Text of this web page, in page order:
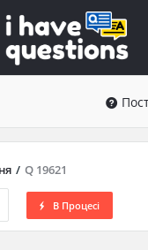
/ Q 19621
В Процесі